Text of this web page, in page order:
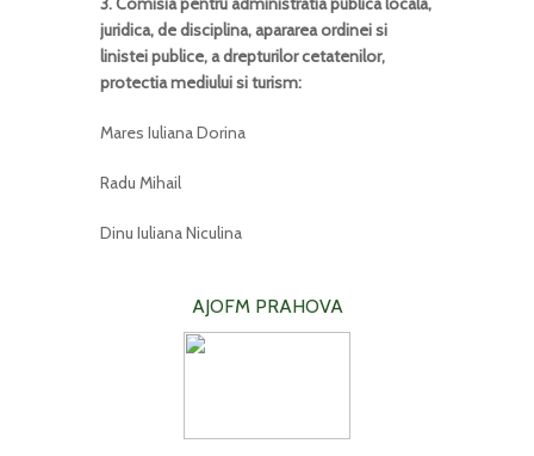
juridica, de disciplina, apararea ordinei si
linistei publice, a drepturilor cetatenilor,
protectia mediului si turism:
Mares Iuliana Dorina
Radu Mihail
Dinu Iuliana Niculina
AJOFM PRAHOVA